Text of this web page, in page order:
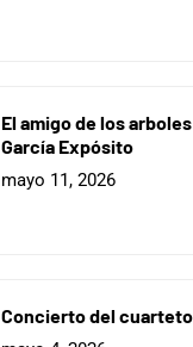
El amigo de los
García Expósito
mayo 11, 2026
Concierto del